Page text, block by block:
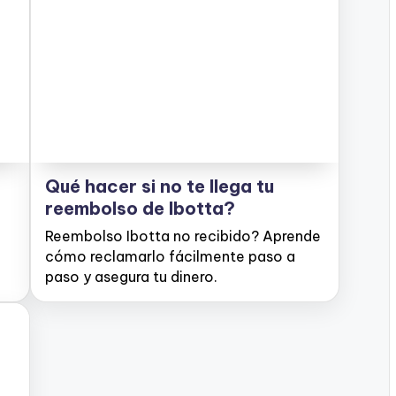
Qué hacer si no te llega tu
reembolso de Ibotta?
Reembolso Ibotta no recibido? Aprende
cómo reclamarlo fácilmente paso a
paso y asegura tu dinero.